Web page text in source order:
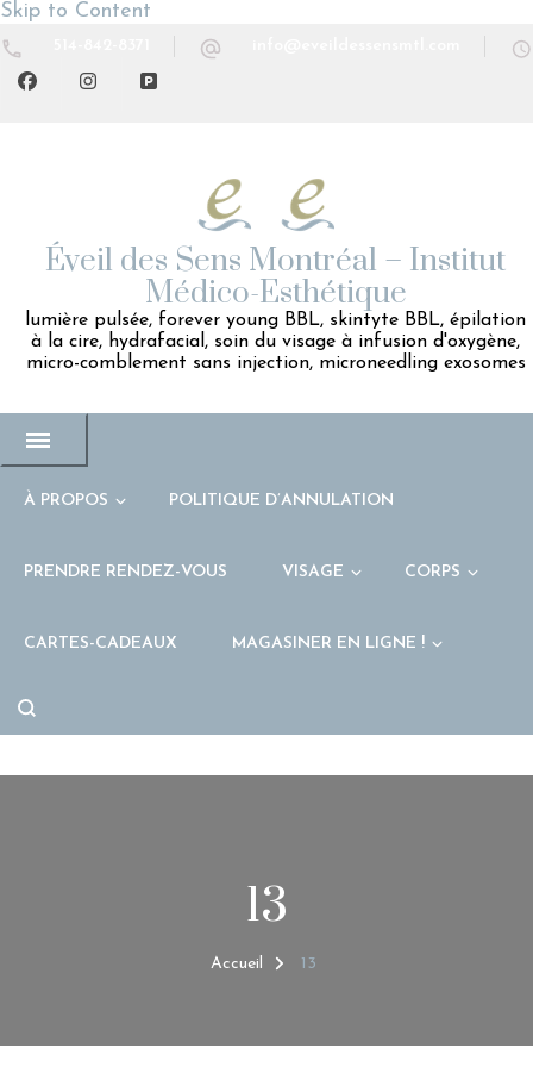
Skip to Content
Éveil des Sens Montréal – Institut
Médico-Esthétique
lumière pulsée, forever young BBL, skintyte BBL, épilation
à la cire, hydrafacial, soin du visage à infusion d'oxygène,
micro-comblement sans injection, microneedling exosomes
À PROPOS POLITIQUE D’ANNULATION
PRENDRE RENDEZ-VOUS VISAGE CORPS
CARTES-CADEAUX MAGASINER EN LIGNE !
13
Accueil 13